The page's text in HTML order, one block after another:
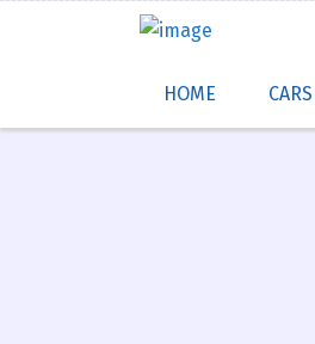
HOME CARS